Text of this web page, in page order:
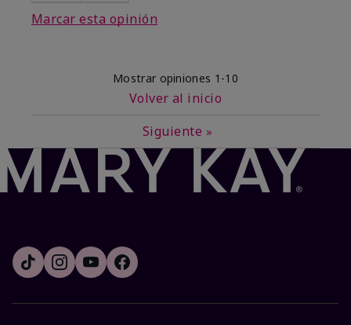
Marcar esta opinión
Mostrar opiniones 1-10
Volver al inicio
Siguiente »